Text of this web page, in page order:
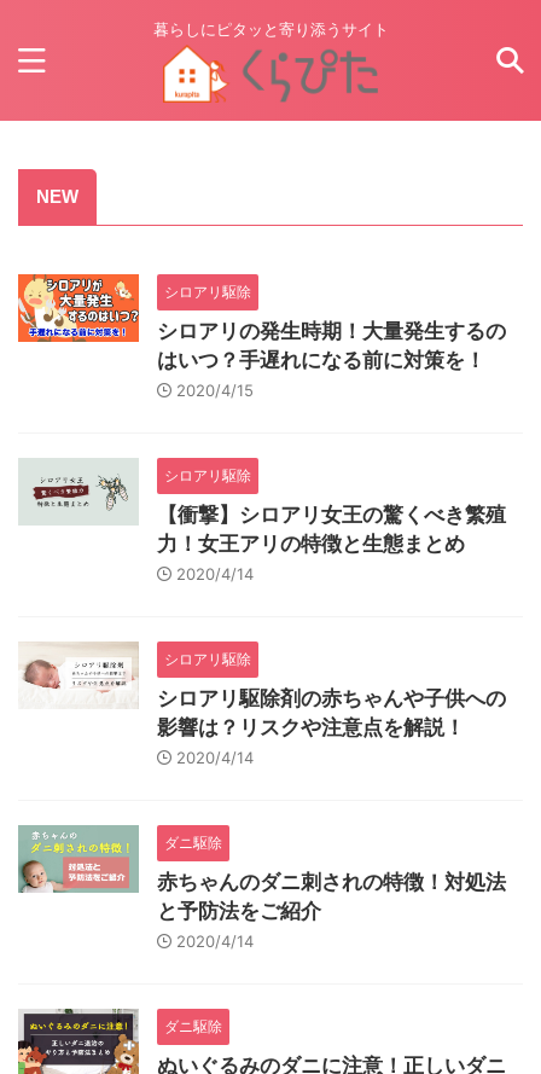
暮らしにピタッと寄り添うサイト
NEW
シロアリ駆除
シロアリの発生時期！大量発生するの
はいつ？手遅れになる前に対策を！
2020/4/15
シロアリ駆除
【衝撃】シロアリ女王の驚くべき繁殖
力！女王アリの特徴と生態まとめ
2020/4/14
シロアリ駆除
シロアリ駆除剤の赤ちゃんや子供への
影響は？リスクや注意点を解説！
2020/4/14
ダニ駆除
赤ちゃんのダニ刺されの特徴！対処法
と予防法をご紹介
2020/4/14
ダニ駆除
ぬいぐるみのダニに注意！正しいダニ